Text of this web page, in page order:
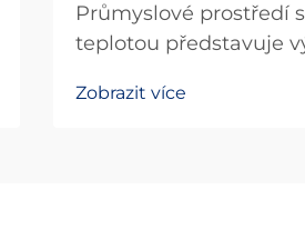
Průmyslové prostředí
teplotou představuje
zejména pokud je
Zobrazit více